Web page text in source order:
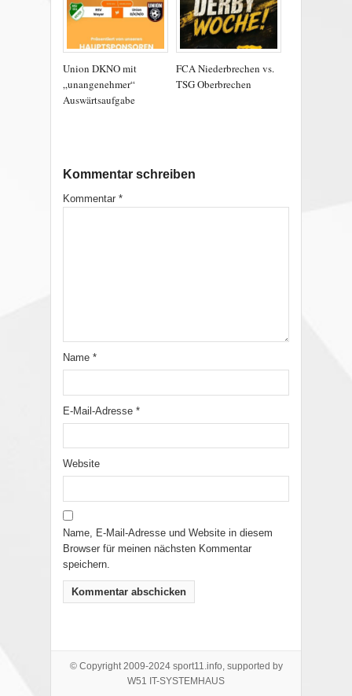
Union DKNO mit
„unangenehmer“
Auswärtsaufgabe
FCA Niederbrechen vs.
TSG Oberbrechen
Kommentar schreiben
Kommentar *
Name *
E-Mail-Adresse *
Website
Name, E-Mail-Adresse und Website in diesem
Browser für meinen nächsten Kommentar
speichern.
© Copyright 2009-2024 sport11.info, supported by
W51 IT-SYSTEMHAUS